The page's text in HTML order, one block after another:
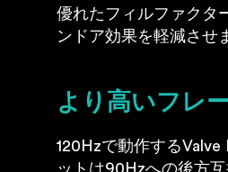
優れたフィルファクタ
ンドア効果を軽減させ
より高いフレ
120Hzで動作するValve
ットは90Hzへの後方